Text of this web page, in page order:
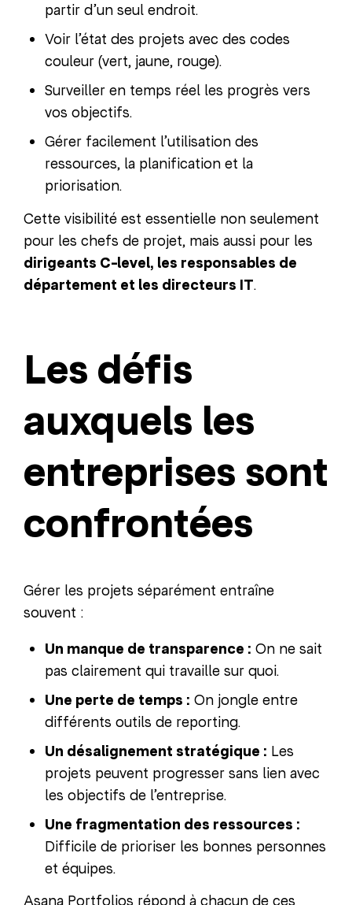
partir d’un seul endroit.
Voir l’état des projets avec des codes
couleur (vert, jaune, rouge).
Surveiller en temps réel les progrès vers
vos objectifs.
Gérer facilement l’utilisation des
ressources, la planification et la
priorisation.
Cette visibilité est essentielle non seulement
pour les chefs de projet, mais aussi pour les
dirigeants C-level, les responsables de
département et les directeurs IT.
Les défis
auxquels les
entreprises sont
confrontées
Gérer les projets séparément entraîne
souvent :
Un manque de transparence : On ne sait
pas clairement qui travaille sur quoi.
Une perte de temps : On jongle entre
différents outils de reporting.
Un désalignement stratégique : Les
projets peuvent progresser sans lien avec
les objectifs de l’entreprise.
Une fragmentation des ressources :
Difficile de prioriser les bonnes personnes
et équipes.
Asana Portfolios répond à chacun de ces